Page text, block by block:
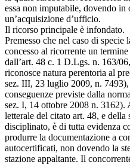
essa non imputabile, dovendo in
un’acquisizione d’ufficio.
Il ricorso principale è infondato.
Premesso che nel caso di specie
concesso al ricorrente un
dall’art. 48 c. 1 D.Lgs. n. 163/
riconosce natura perentoria al
sez. III, 23 luglio 2009, n.
conseguenze previste dalla
sez. I, 14 ottobre 2008 n. 3162).
letterale del citato art. 48, e
disciplinato, è di tutta evidenza
produrre la documentazione a
autocertificati, non dovendo la
stazione appaltante. Il